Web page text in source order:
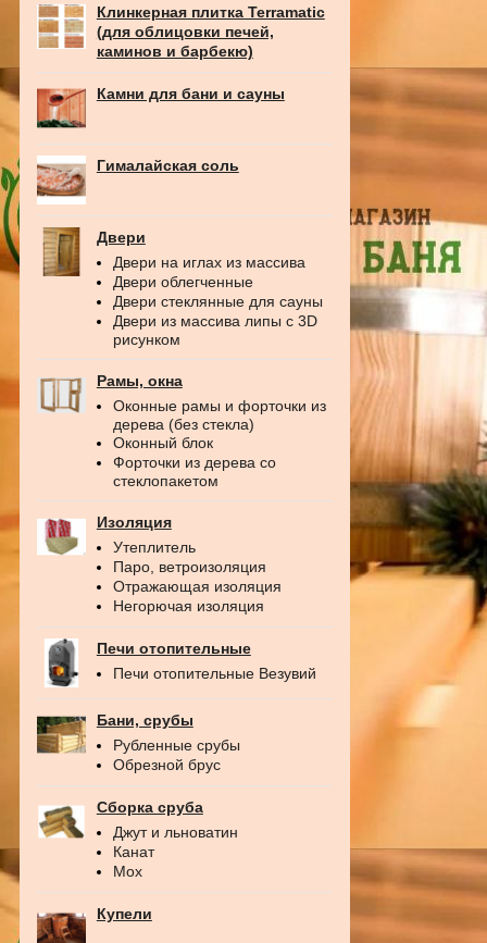
Клинкерная плитка Terramatic
(для облицовки печей,
каминов и барбекю)
Камни для бани и сауны
Гималайская соль
Двери
Двери на иглах из массива
Двери облегченные
Двери стеклянные для сауны
Двери из массива липы с 3D
рисунком
Рамы, окна
Оконные рамы и форточки из
дерева (без стекла)
Оконный блок
Форточки из дерева со
стеклопакетом
Изоляция
Утеплитель
Паро, ветроизоляция
Отражающая изоляция
Негорючая изоляция
Печи отопительные
Печи отопительные Везувий
Бани, срубы
Рубленные срубы
Обрезной брус
Сборка сруба
Джут и льноватин
Канат
Мох
Купели